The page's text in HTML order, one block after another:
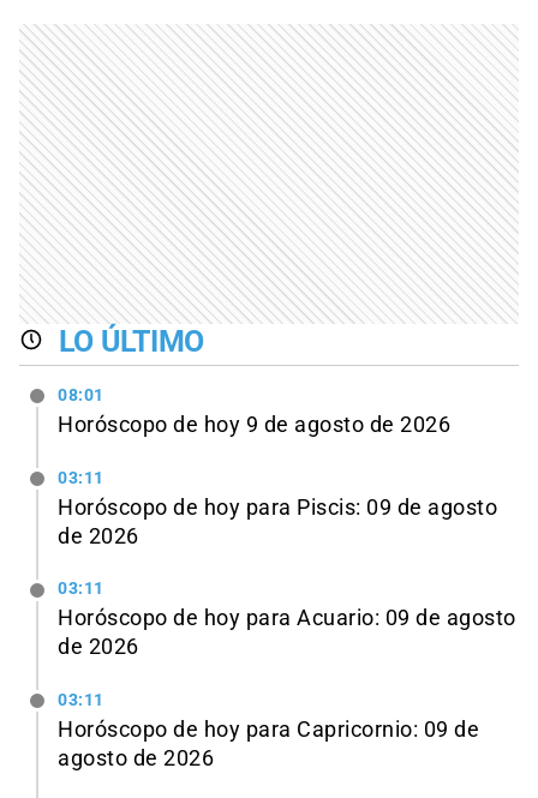
LO ÚLTIMO
08:01
Horóscopo de hoy 9 de agosto de 2026
03:11
Horóscopo de hoy para Piscis: 09 de agosto
de 2026
03:11
Horóscopo de hoy para Acuario: 09 de agosto
de 2026
03:11
Horóscopo de hoy para Capricornio: 09 de
agosto de 2026